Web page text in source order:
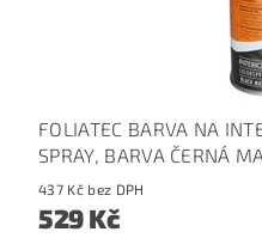
FOLIATEC BARVA NA
SPRAY, BARVA ČERNÁ
437 Kč bez DPH
529 Kč